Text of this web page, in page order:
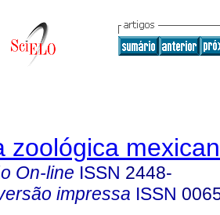
zoológica
On-line ISSN 2448-
impressa ISSN